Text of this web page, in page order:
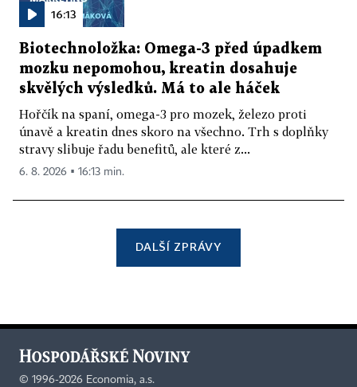
16:13
Biotechnoložka: Omega-3 před úpadkem
mozku nepomohou, kreatin dosahuje
skvělých výsledků. Má to ale háček
Hořčík na spaní, omega-3 pro mozek, železo proti
únavě a kreatin dnes skoro na všechno. Trh s doplňky
stravy slibuje řadu benefitů, ale které z...
6. 8. 2026 ▪ 16:13 min.
DALŠÍ ZPRÁVY
© 1996-2026 Economia, a.s.